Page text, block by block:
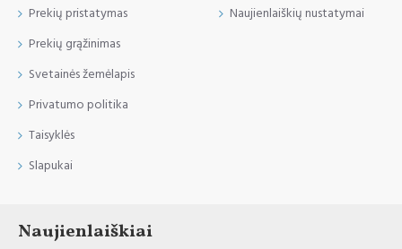
Prekių pristatymas
Prekių grąžinimas
Svetainės žemėlapis
Privatumo politika
Taisyklės
Slapukai
Naujienlaiškių nustatymai
Naujienlaiškiai